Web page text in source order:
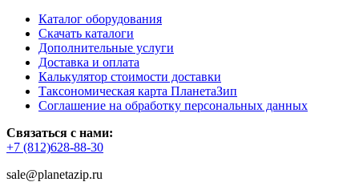
Каталог оборудования
Скачать каталоги
Дополнительные услуги
Доставка и оплата
Калькулятор стоимости доставки
Таксономическая карта ПланетаЗип
Соглашение на обработку персональных данных
Связаться с нами:
+7 (812)628-88-30
sale@planetazip.ru